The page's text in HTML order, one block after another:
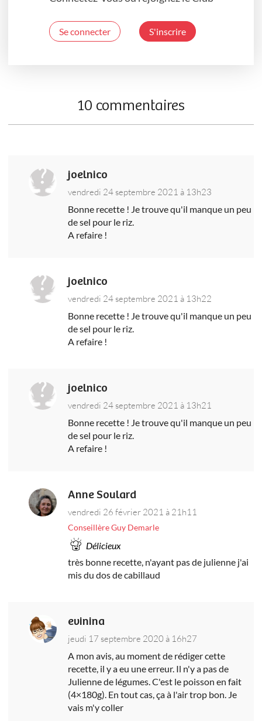
Se connecter S'inscrire
10 commentaires
joelnico
vendredi 24 septembre 2021 à 13h23
Bonne recette ! Je trouve qu'il manque un peu
de sel pour le riz.
A refaire !
joelnico
vendredi 24 septembre 2021 à 13h22
Bonne recette ! Je trouve qu'il manque un peu
de sel pour le riz.
A refaire !
joelnico
vendredi 24 septembre 2021 à 13h21
Bonne recette ! Je trouve qu'il manque un peu
de sel pour le riz.
A refaire !
Anne Soulard
vendredi 26 février 2021 à 21h11
Conseillère Guy Demarle
Délicieux
très bonne recette, n'ayant pas de julienne j'ai
mis du dos de cabillaud
evinina
jeudi 17 septembre 2020 à 16h27
A mon avis, au moment de rédiger cette
recette, il y a eu une erreur. Il n'y a pas de
Julienne de légumes. C'est le poisson en fait
(4×180g). En tout cas, ça à l'air trop bon. Je
vais m'y coller